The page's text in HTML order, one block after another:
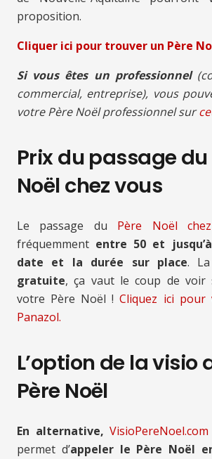
proposition.
Cliquer ici pour trouver un Père
Si vous êtes un professionnel
commercial, entreprise), vous
votre Père Noël professionnel sur
Prix du passage du
Noël chez vous
Le passage du Père Noël
fréquemment entre 50 et
date et la durée sur place. La
gratuite, ça vaut le coup de voir
votre Père Noël !Cliquez ici
Panazol.
L’option de la visio
Père Noël
En alternative, VisioPereNoel.com
permet d’appeler le Père Noël